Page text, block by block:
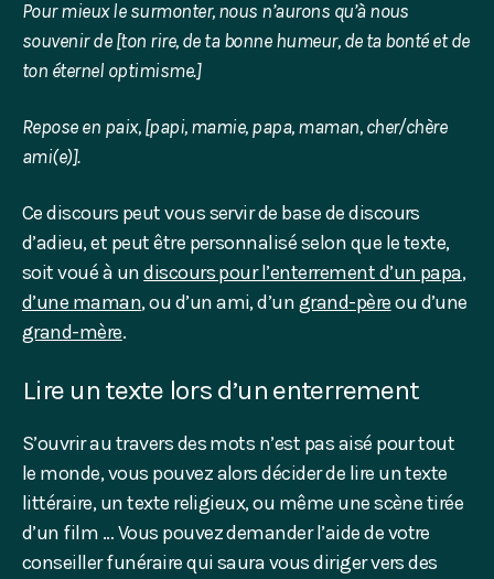
Pour mieux le surmonter, nous n’aurons qu’à nous
souvenir de[ton rire, de ta bonne humeur, de ta bonté et de
ton éternel optimisme.]
Repose en paix, [papi, mamie, papa, maman, cher/chère
ami(e)].
Ce discours peut vous servir de base de discours
d’adieu, et peut être personnalisé selon que le texte,
soit voué à undiscours pour l’enterrement d’un papa,
d’une maman, ou d’un ami, d’ungrand-pèreou d’une
grand-mère.
Lire un texte lors d’un enterrement
S’ouvrir au travers des mots n’est pas aisé pour tout
le monde, vous pouvez alors décider de lire un texte
littéraire, un texte religieux, ou même une scène tirée
d’un film … Vous pouvez demander l’aide de votre
conseiller funéraire qui saura vous diriger vers des